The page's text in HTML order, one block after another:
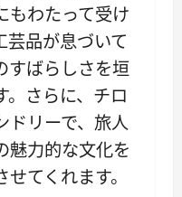
もわたって受け
芸品が息づいて
すばらしさを垣
。さらに、チロ
ドリーで、旅人
魅力的な文化を
てくれます。